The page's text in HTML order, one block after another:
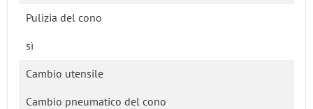
Pulizia del cono
sì
Cambio utensile
Cambio pneumatico del cono